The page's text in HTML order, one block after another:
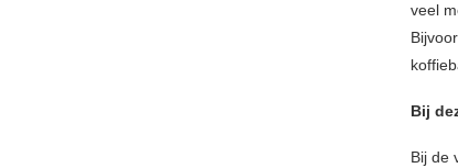
veel
Bij
Bij de